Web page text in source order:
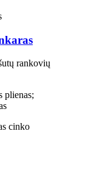
rankovių
plienas;
cinko